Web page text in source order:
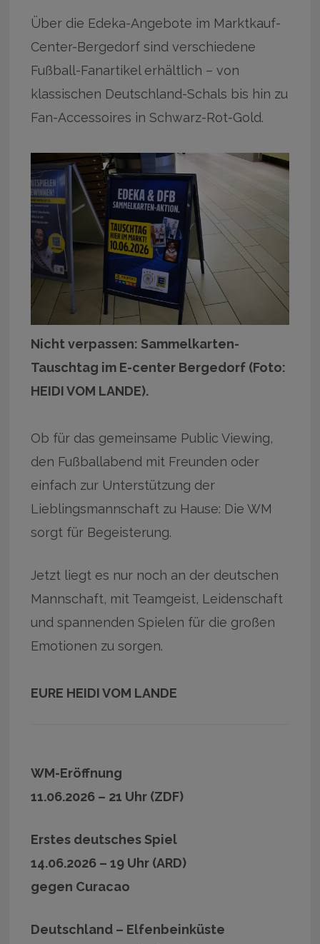
Über die Edeka-Angebote im Marktkauf-
Center-Bergedorf sind verschiedene
Fußball-Fanartikel erhältlich – von
klassischen Deutschland-Schals bis hin zu
Fan-Accessoires in Schwarz-Rot-Gold.
Nicht verpassen: Sammelkarten-
Tauschtag im E-center Bergedorf (Foto:
HEIDI VOM LANDE).
Ob für das gemeinsame Public Viewing,
den Fußballabend mit Freunden oder
einfach zur Unterstützung der
Lieblingsmannschaft zu Hause: Die WM
sorgt für Begeisterung.
Jetzt liegt es nur noch an der deutschen
Mannschaft, mit Teamgeist, Leidenschaft
und spannenden Spielen für die großen
Emotionen zu sorgen.
EURE HEIDI VOM LANDE
WM-Eröffnung
11.06.2026 – 21 Uhr (ZDF)
Erstes deutsches Spiel
14.06.2026 – 19 Uhr (ARD)
gegen Curacao
Deutschland – Elfenbeinküste